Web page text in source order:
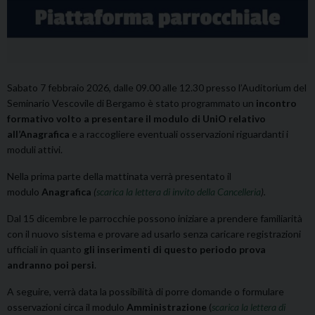
Sabato 7 febbraio 2026, dalle 09.00 alle 12.30 presso l’Auditorium del
Seminario Vescovile di Bergamo è stato programmato un incontro
formativo volto a presentare il modulo di UniO relativo
all’Anagrafica e a raccogliere eventuali osservazioni riguardanti i
moduli attivi.
Nella prima parte della mattinata verrà presentato il
modulo Anagrafica (scarica la lettera di invito della Cancelleria).
Dal 15 dicembre le parrocchie possono iniziare a prendere familiarità
con il nuovo sistema e provare ad usarlo senza caricare registrazioni
ufficiali in quanto gli inserimenti di questo periodo prova
andranno poi persi.
A seguire, verrà data la possibilità di porre domande o formulare
osservazioni circa il modulo Amministrazione (scarica la lettera di